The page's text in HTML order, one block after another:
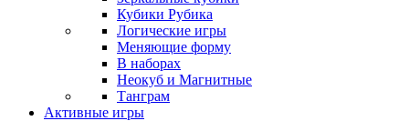
Кубики Рубика
Логические игры
Меняющие форму
В наборах
Неокуб и Магнитные
Танграм
Активные игры